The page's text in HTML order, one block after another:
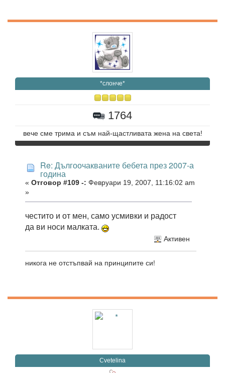
*слонче*
1764
вече сме трима и съм най-щастливата жена на света!
Re: Дългоочакваните бебета през 2007-а
година
« Отговор #109 -: Февруари 19, 2007, 11:16:02 am
»
честито и от мен, само усмивки и радост
да ви носи малката.
Активен
никога не отстъпвай на принципите си!
Cvetelina